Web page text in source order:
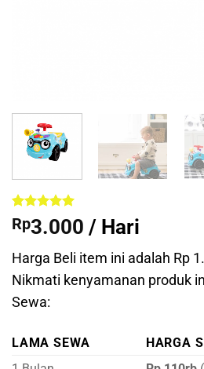
Peringkat5
dari 5
1
penilaian
pelanggan
Rp3.000 / Hari
Harga Beli item ini adalah Rp
Nikmati kenyamanan produk
Sewa:
LAMA SEWA
HARGA